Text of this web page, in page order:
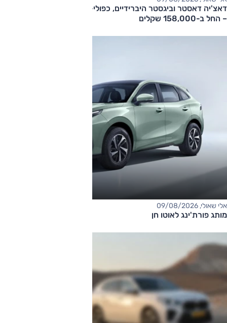
דאצ'יה דאסטר וביגסטר היברידיים, כפולי-הנעה עם תיבה אוטומטית
– החל ב-158,000 שקלים
אלי שאולי, 09/08/2026
מותג פורת'ינג לאוטו חן